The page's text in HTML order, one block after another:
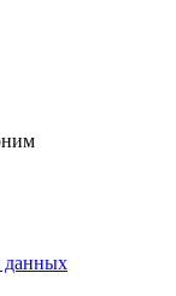
данных